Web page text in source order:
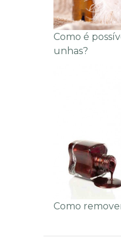
Como é
unhas?
Como